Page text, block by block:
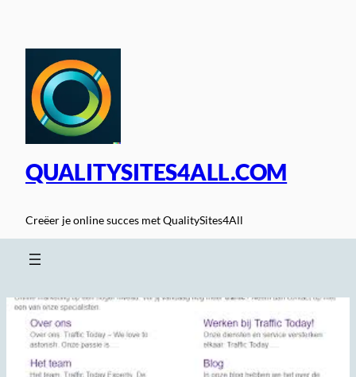
inhoud
QUALITYSITES4ALL.COM
Creëer je online succes met QualitySites4All